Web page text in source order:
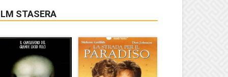
STASERA